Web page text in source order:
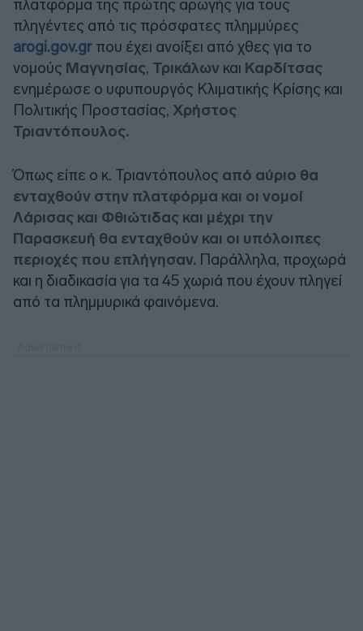
πλατφόρμα της πρώτης αρωγής για τους
πληγέντες από τις πρόσφατες πλημμύρες
arogi.gov.gr που έχει ανοίξει από χθες για το
νομούς Μαγνησίας, Τρικάλων και Καρδίτσας
ενημέρωσε ο υφυπουργός Κλιματικής Κρίσης και
Πολιτικής Προστασίας, Χρήστος
Τριαντόπουλος.
Όπως είπε ο κ. Τριαντόπουλος από αύριο θα
ενταχθούν στην πλατφόρμα και οι νομοί
Λάρισας και Φθιώτιδας και μέχρι την
Παρασκευή θα ενταχθούν και οι υπόλοιπες
περιοχές που επλήγησαν. Παράλληλα, προχωρά
και η διαδικασία για τα 45 χωριά που έχουν πληγεί
από τα πλημμυρικά φαινόμενα.